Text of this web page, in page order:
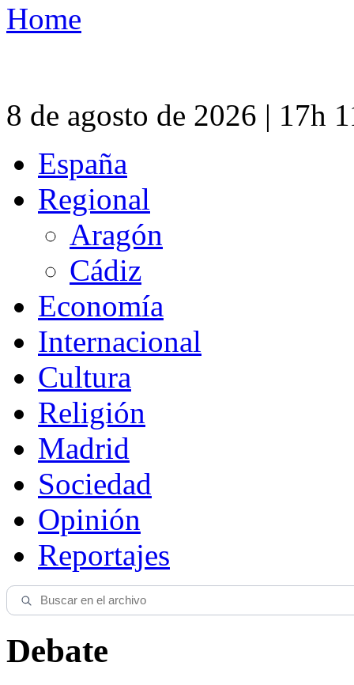
Home
8 de agosto de 2026 | 17h
España
Regional
Aragón
Cádiz
Economía
Internacional
Cultura
Religión
Madrid
Sociedad
Opinión
Reportajes
Debate